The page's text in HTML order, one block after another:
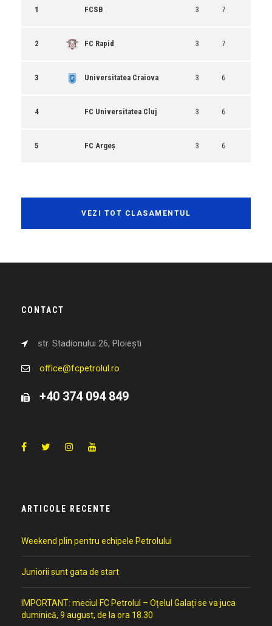
1 FCSB 3 7
2 FC Rapid 3 7
3 Universitatea Craiova 3 6
4 FC Universitatea Cluj 3 6
5 FC Argeș 3 6
VEZI TOT CLASAMENTUL
CONTACT
str. Stadionului 26, Ploiești
office@fcpetrolul.ro
+40 374 094 849
ARTICOLE RECENTE
Weekend plin pentru echipele Petrolului
Juniorii sunt gata de start
IMPORTANT: meciul FC Petrolul – Oțelul Galați se va juca
duminică, 9 august, de la ora 18.30